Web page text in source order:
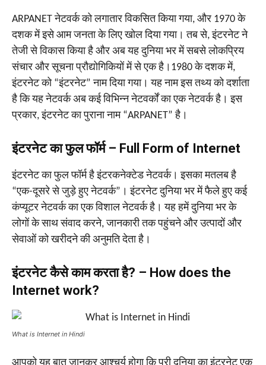
ARPANET नेटवर्क को लगातार विकसित किया गया, और 1970 के
दशक में इसे आम जनता के लिए खोल दिया गया। तब से, इंटरनेट ने
तेजी से विकास किया है और अब यह दुनिया भर में सबसे लोकप्रिय
संचार और सूचना प्रौद्योगिकियों में से एक है।1980 के दशक में,
इंटरनेट को “इंटरनेट” नाम दिया गया। यह नाम इस तथ्य को दर्शाता
है कि यह नेटवर्क अब कई विभिन्न नेटवर्कों का एक नेटवर्क है। इस
प्रकार, इंटरनेट का पुराना नाम “ARPANET” है।
इंटरनेट का फुल फॉर्म – Full Form of Internet
इंटरनेट का फुल फॉर्म है इंटरकनेक्टेड नेटवर्क। इसका मतलब है
“एक-दूसरे से जुड़े हुए नेटवर्क”। इंटरनेट दुनिया भर में फैले हुए कई
कंप्यूटर नेटवर्क का एक विशाल नेटवर्क है। यह हमें दुनिया भर के
लोगों के साथ संवाद करने, जानकारी तक पहुंचने और उत्पादों और
सेवाओं को खरीदने की अनुमति देता है।
इंटरनेट कैसे काम करता है? – How does the
Internet work?
What is Internet in Hindi